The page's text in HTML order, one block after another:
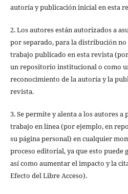
autoría y publicación inicial en esta
2. Los autores están autorizados a
por separado, para la distribución
trabajo publicado en esta revista
un repositorio institucional o como
reconocimiento de la autoría y la
revista.
3. Se permite y alenta a los autores
trabajo en línea (por ejemplo, en
su página personal) en cualquier
proceso editorial, ya que esto puede
así como aumentar el impacto y la
Efecto del Libre Acceso).